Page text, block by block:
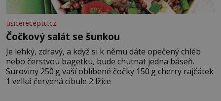
tisicereceptu.cz
Čočkový salát se šunkou
Je lehký, zdravý, a když si k němu dáte opečený chléb
nebo čerstvou bagetku, bude chutnat jedna báseň.
Suroviny 250 g vaší oblíbené čočky 150 g cherry rajčátek
1 velká červená cibule 2 lžíce